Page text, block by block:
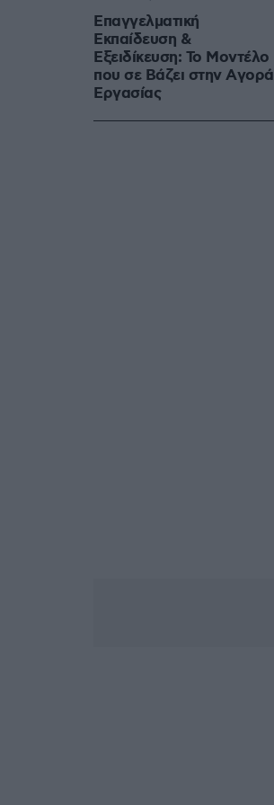
Επαγγελματική
Εκπαίδευση &
Εξειδίκευση: Το Mοντέλο
που σε Bάζει στην Aγορά
Eργασίας